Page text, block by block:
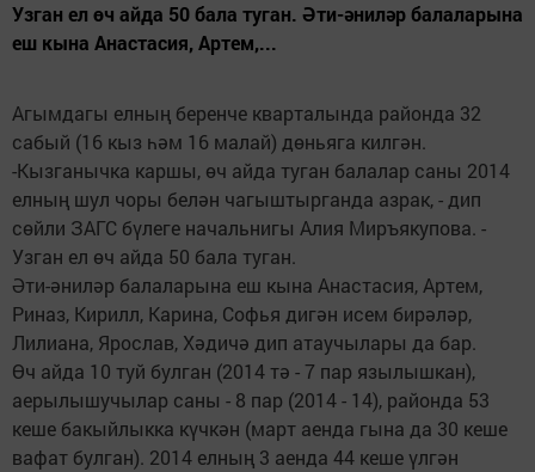
Узган ел өч айда 50 бала туган. Әти-әниләр балаларына
еш кына Анастасия, Артем,...
Агымдагы елның беренче кварталында районда 32
сабый (16 кыз һәм 16 малай) дөньяга килгән.
-Кызганычка каршы, өч айда туган балалар саны 2014
елның шул чоры белән чагыштырганда азрак, - дип
сөйли ЗАГС бүлеге начальнигы Алия Миръякупова. -
Узган ел өч айда 50 бала туган.
Әти-әниләр балаларына еш кына Анастасия, Артем,
Риназ, Кирилл, Карина, Софья дигән исем бирәләр,
Лилиана, Ярослав, Хәдичә дип атаучылары да бар.
Өч айда 10 туй булган (2014 тә - 7 пар язылышкан),
аерылышучылар саны - 8 пар (2014 - 14), районда 53
кеше бакыйлыкка күчкән (март аенда гына да 30 кеше
вафат булган). 2014 елның 3 аенда 44 кеше үлгән